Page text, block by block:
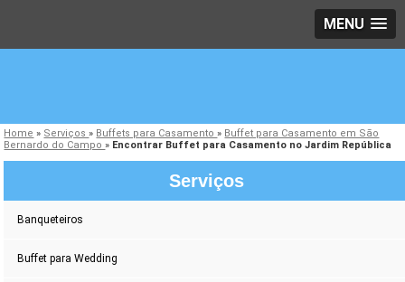
MENU
Home » Serviços» Buffets para Casamento» Buffet para Casamento em São
Bernardo do Campo» Encontrar Buffet para Casamento no Jardim República
Serviços
Banqueteiros
Buffet para Wedding